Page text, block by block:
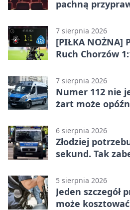
pachną
7 sierpnia 2026
[PIŁKA NOŻNA]
Ruch Chorzów
7 sierpnia 2026
Numer 112 nie
żart może
6 sierpnia 2026
Złodziej
sekund. Tak
5 sierpnia 2026
Jeden szczegół
może